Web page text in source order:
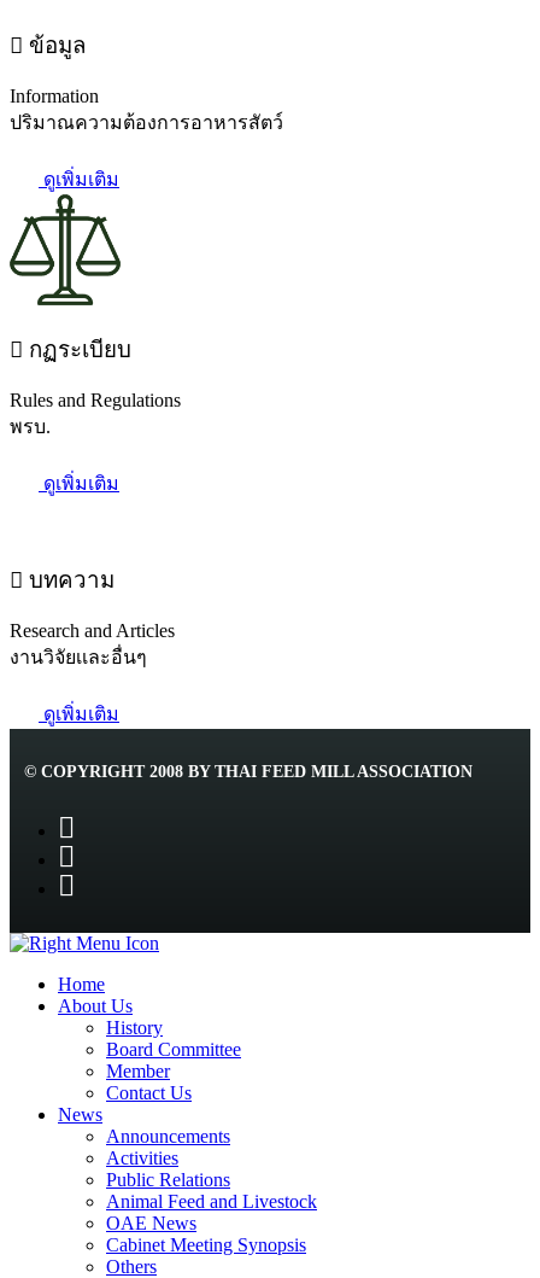
ข้อมูล
Information
ปริมาณความต้องการอาหารสัตว์
ดูเพิ่มเติม
กฏระเบียบ
Rules and Regulations
พรบ.
ดูเพิ่มเติม
บทความ
Research and Articles
งานวิจัยเเละอื่นๆ
ดูเพิ่มเติม
© COPYRIGHT 2008 BY THAI FEED MILL ASSOCIATION
Home
About Us
History
Board Committee
Member
Contact Us
News
Announcements
Activities
Public Relations
Animal Feed and Livestock
OAE News
Cabinet Meeting Synopsis
Others